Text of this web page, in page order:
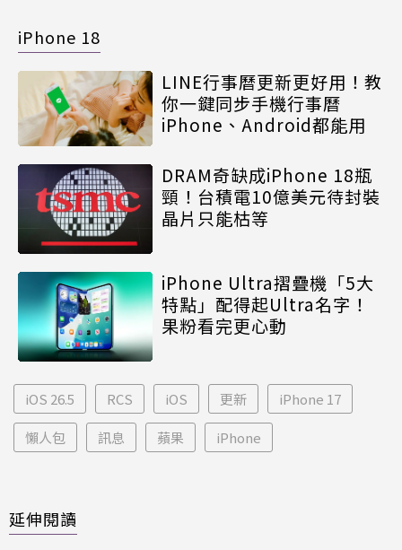
iPhone 18
LINE行事曆更新更好用！教
你一鍵同步手機行事曆
iPhone、Android都能用
DRAM奇缺成iPhone 18瓶
頸！台積電10億美元待封裝
晶片只能枯等
iPhone Ultra摺疊機「5大
特點」配得起Ultra名字！
果粉看完更心動
iOS 26.5 RCS iOS 更新 iPhone 17
懶人包 訊息 蘋果 iPhone
延伸閱讀